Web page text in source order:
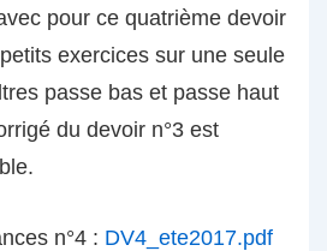
pour ce quatrième devoir
exercices sur une seule
passe bas et passe haut
du devoir n°3 est
n°4 : DV4_ete2017.pdf